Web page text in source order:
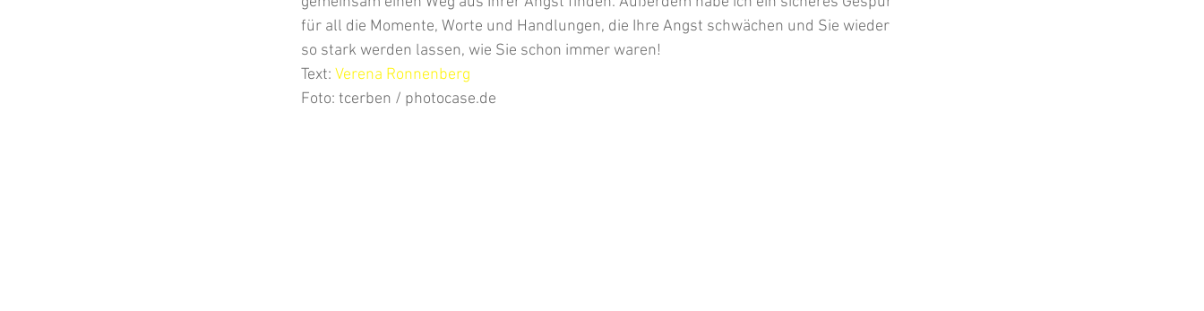
für all die Momente, Worte und Handlungen, die Ihre Angst schwächen und Sie wieder
so stark werden lassen, wie Sie schon immer waren!
Text: Verena Ronnenberg
Foto: tcerben / photocase.de